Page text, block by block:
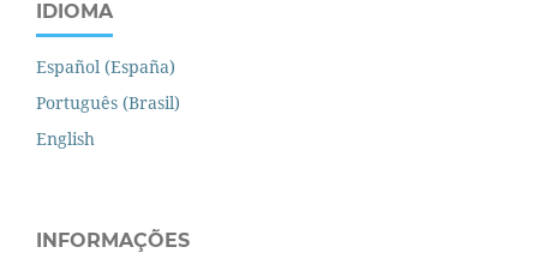
IDIOMA
Español (España)
Português (Brasil)
English
INFORMAÇÕES